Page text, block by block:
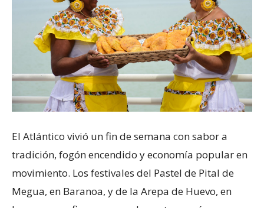
El Atlántico vivió un fin de semana con sabor a
tradición, fogón encendido y economía popular en
movimiento. Los festivales del Pastel de Pital de
Megua, en Baranoa, y de la Arepa de Huevo, en